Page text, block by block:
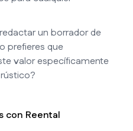
un borrador de
prefieres que
valor específicamente
con Reental